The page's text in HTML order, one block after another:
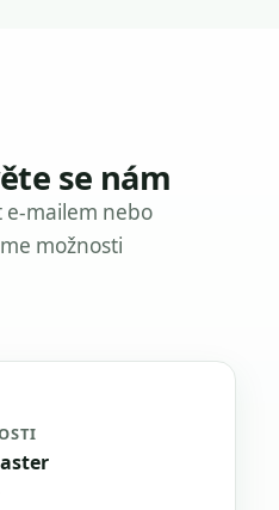
se nám
e-mailem nebo
možnosti